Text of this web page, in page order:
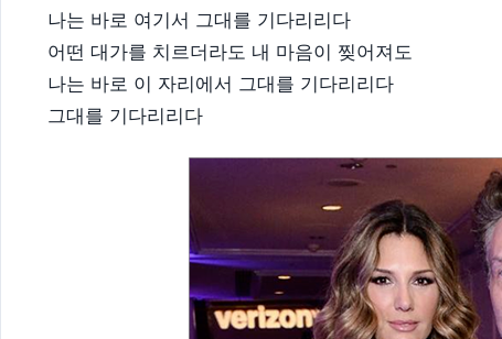
나는 바로 여기서 그대를 기다리리다
어떤 대가를 치르더라도 내 마음이 찢어져도
나는 바로 이 자리에서 그대를 기다리리다
그대를 기다리리다